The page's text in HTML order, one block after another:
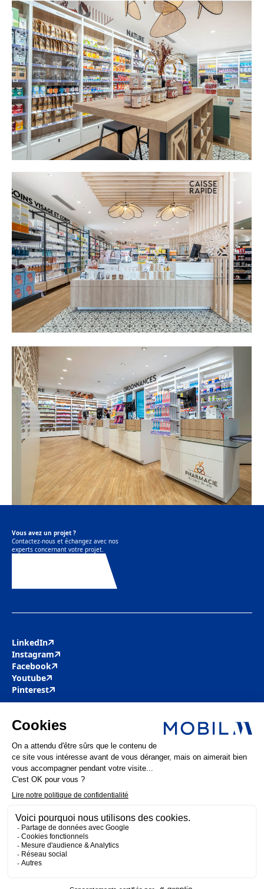
Vous avez un projet ?
Contactez-nous et échangez avec nos
experts concernant votre projet.
LinkedIn
Instagram
Facebook
Youtube
Pinterest
Mobil M & Vous
Nos offres d’emploi
Actualités
FAQ
Mentions légales